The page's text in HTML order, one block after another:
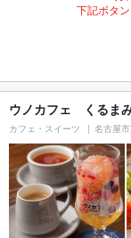
下記ボタ
ウノカフェ くるま
カフェ・スイーツ 名古屋